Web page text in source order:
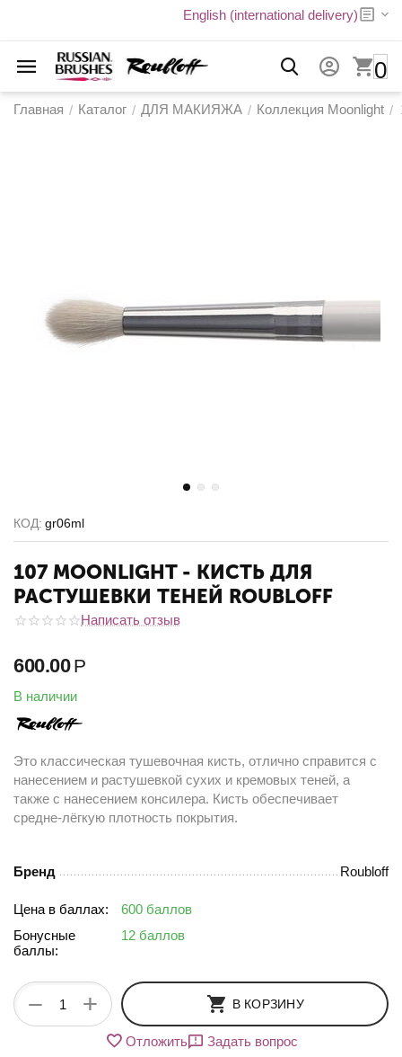
English (international delivery)
0
Главная / Каталог / ДЛЯ МАКИЯЖА / Коллекция Moonlight /
КОД: gr06ml
107 MOONLIGHT - КИСТЬ ДЛЯ
РАСТУШЕВКИ ТЕНЕЙ ROUBLOFF
Написать отзыв
600.00 Р
В наличии
Это классическая тушевочная кисть, отлично справится с
нанесением и растушевкой сухих и кремовых теней, а
также с нанесением консилера. Кисть обеспечивает
средне-лёгкую плотность покрытия.
Бренд Roubloff
Цена в баллах:
600 баллов
Бонусные
баллы:
12 баллов
+
− В КОРЗИНУ
Отложить Задать вопрос